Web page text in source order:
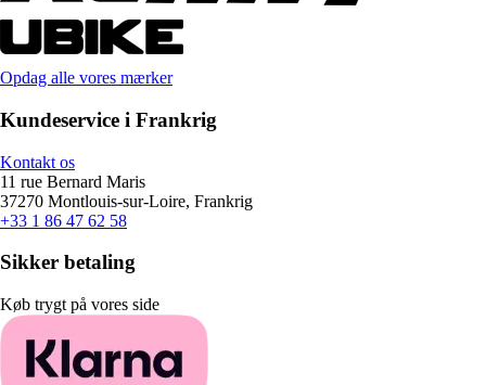
Opdag alle vores mærker
Kundeservice i Frankrig
Kontakt os
11 rue Bernard Maris
37270 Montlouis-sur-Loire, Frankrig
+33 1 86 47 62 58
Sikker betaling
Køb trygt på vores side